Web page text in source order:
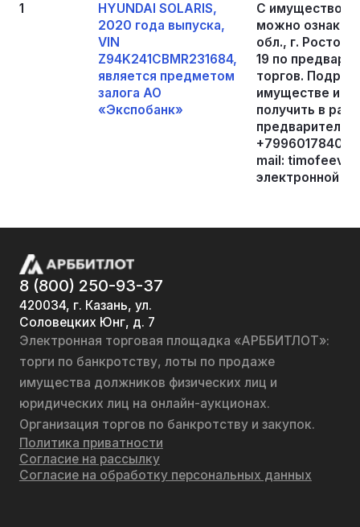
1
HYUNDAI SOLARIS,
2020 года выпуска,
VIN
Z94K241CBMR231684,
является предметом
залога АО
«Экспобанк»
С имуществом,
можно
обл., г.
19 по
торгов.
имуществе и
получить в
+79960178409,
mail:
электронной
8 (800) 250-93-37
420034, г. Казань, ул.
Соловецких Юнг, д. 7
Электронная торговая площадка «АРББИТЛОТ»:
торги по банкротству, лоты по продаже
имущества должников физических лиц и
юридических лиц на онлайн-аукционах.
Организация торгов по банкротству и закупок.
Политика приватности
Согласие на рассылку
Согласие на обработку персональных данных